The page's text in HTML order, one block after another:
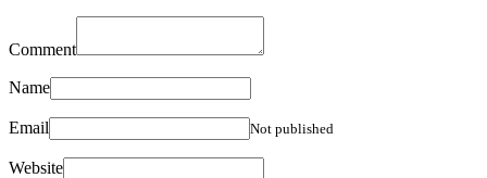
Comment
Name
Email Not published
Website